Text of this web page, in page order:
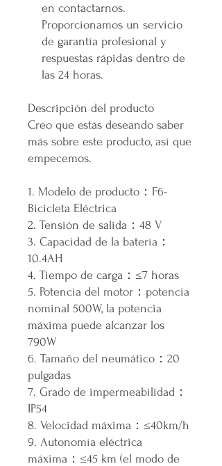
en contactarnos.
Proporcionamos un servicio
de garantía profesional y
respuestas rápidas dentro de
las 24 horas.
Descripción del producto
Creo que estás deseando saber
más sobre este producto, así que
empecemos.
1. Modelo de producto：F6-
Bicicleta Eléctrica
2. Tensión de salida：48 V
3. Capacidad de la batería：
10.4AH
4. Tiempo de carga：≤7 horas
5. Potencia del motor：potencia
nominal 500W, la potencia
máxima puede alcanzar los
790W
6. Tamaño del neumático：20
pulgadas
7. Grado de impermeabilidad：
IP54
8. Velocidad máxima：≤40km/h
9. Autonomía eléctrica
máxima：≤45 km (el modo de